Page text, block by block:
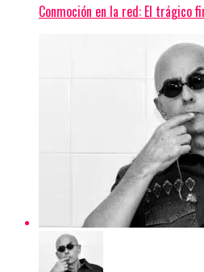
Conmoción en la red: El trágico